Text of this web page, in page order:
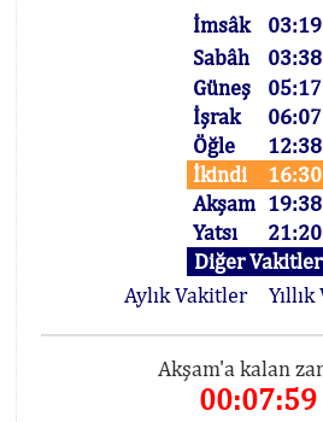
İmsâk
03:19
Sabâh
03:38
Güneş
05:17
İşrak
06:07
Öğle
12:38
İkindi
16:30
Akşam 19:38
Yatsı
21:20
Diğer Vakitler
Aylık Vakitler
Akşam'a kalan
00:07:59